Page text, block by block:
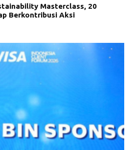
Masterclass, 20
Berkontribusi Aksi